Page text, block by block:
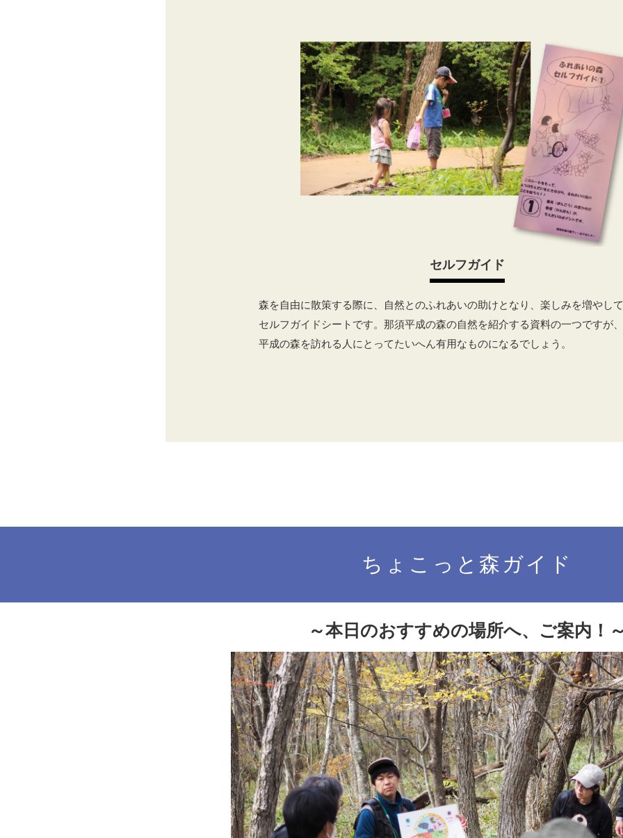
セルフガイド
森を自由に散策する際に、自然とのふれあいの助けとなり、楽しみを増やし
セルフガイドシートです。那須平成の森の自然を紹介する資料の一つですが
平成の森を訪れる人にとってたいへん有用なものになるでしょう。
ちょこっと森ガイド
～本日のおすすめの場所へ、ご案内！